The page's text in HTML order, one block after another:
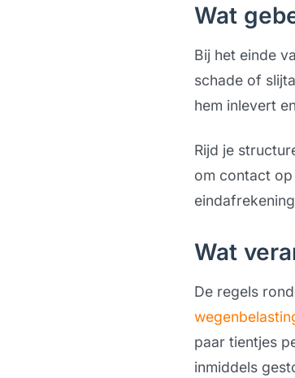
Wat
Bij het einde
schade of
hem inlevert
Rijd je
om contact
Wat
De regels
paar tientjes
inmiddels